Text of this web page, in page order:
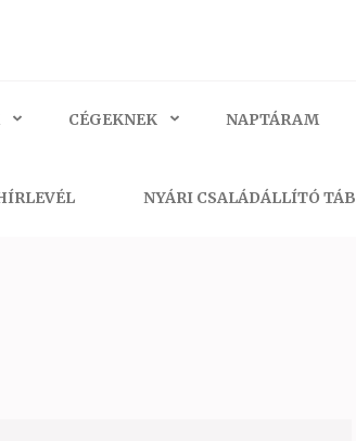
CÉGEKNEK NAPTÁRAM
NYÁRI CSALÁDÁLLÍTÓ